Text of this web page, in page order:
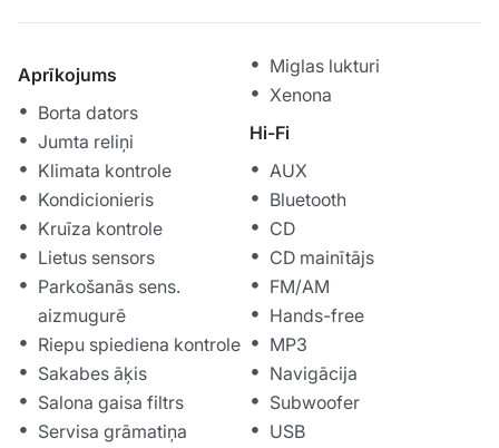
Aprīkojums
Borta dators
Jumta reliņi
Klimata kontrole
Kondicionieris
Kruīza kontrole
Lietus sensors
Parkošanās sens.
aizmugurē
Riepu spiediena kontrole
Sakabes āķis
Salona gaisa filtrs
Servisa grāmatiņa
Miglas lukturi
Xenona
Hi-Fi
AUX
Bluetooth
CD
CD mainītājs
FM/AM
Hands-free
MP3
Navigācija
Subwoofer
USB